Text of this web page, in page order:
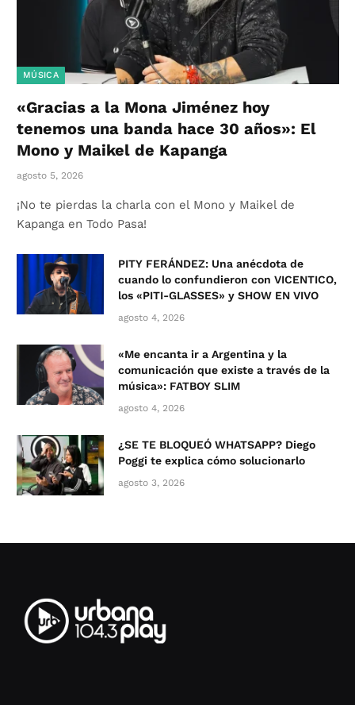
MÚSICA
«Gracias a la Mona Jiménez hoy
tenemos una banda hace 30 años»: El
Mono y Maikel de Kapanga
agosto 5, 2026
¡No te pierdas la charla con el Mono y Maikel de
Kapanga en Todo Pasa!
PITY FERÁNDEZ: Una anécdota de
cuando lo confundieron con VICENTICO,
los «PITI-GLASSES» y SHOW EN VIVO
agosto 4, 2026
«Me encanta ir a Argentina y la
comunicación que existe a través de la
música»: FATBOY SLIM
agosto 4, 2026
¿SE TE BLOQUEÓ WHATSAPP? Diego
Poggi te explica cómo solucionarlo
agosto 3, 2026